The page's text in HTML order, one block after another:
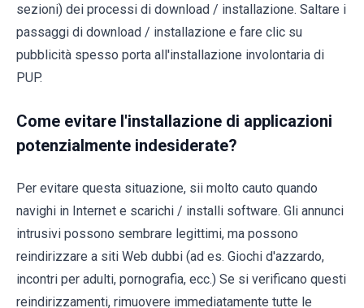
sezioni) dei processi di download / installazione. Saltare i
passaggi di download / installazione e fare clic su
pubblicità spesso porta all'installazione involontaria di
PUP.
Come evitare l'installazione di applicazioni
potenzialmente indesiderate?
Per evitare questa situazione, sii molto cauto quando
navighi in Internet e scarichi / installi software. Gli annunci
intrusivi possono sembrare legittimi, ma possono
reindirizzare a siti Web dubbi (ad es. Giochi d'azzardo,
incontri per adulti, pornografia, ecc.) Se si verificano questi
reindirizzamenti, rimuovere immediatamente tutte le